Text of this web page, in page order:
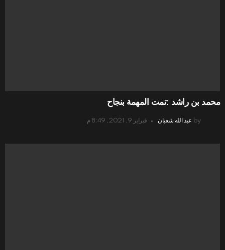
محمد بن راشد :تمت المهمة بنجاح
by عبد الله شعبان فبراير 9, 2021, 8:49 م